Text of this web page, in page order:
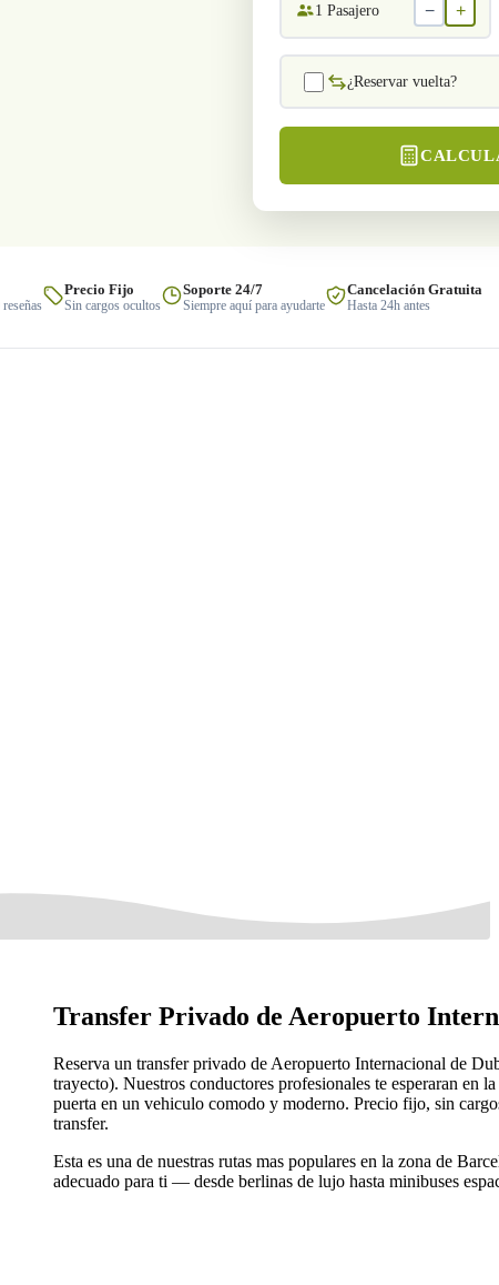
1 Pasajero − +
¿Reservar vuelta?
Precio Fijo
Sin cargos ocultos
Soporte 24/7
Siempre aquí para ayudarte
Cancelación Gratuita
Hasta 24h antes
Transfer Privado de Aeropuerto
Reserva un transfer privado de Aeropuerto Internacional de
trayecto). Nuestros conductores profesionales te esperaran en
puerta en un vehiculo comodo y moderno. Precio fijo, sin
transfer.
Esta es una de nuestras rutas mas populares en la zona de
adecuado para ti — desde berlinas de lujo hasta minibuses